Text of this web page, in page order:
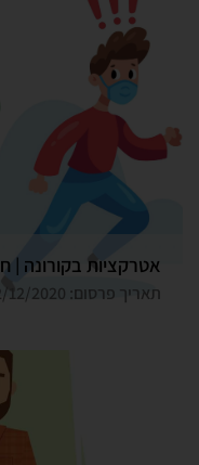
תאריך פרסום: 02/12/2020